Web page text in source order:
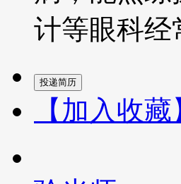
计等眼科经
【加入收藏